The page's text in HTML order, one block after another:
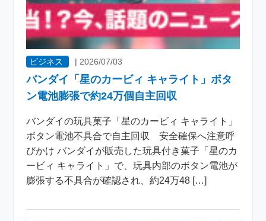
ビジネス |2026/07/03
バンダイ「星のカービィ キャライト」ボタ
ン電池膨張で約24万個自主回収
バンダイの玩具菓子「星のカービィ キャライト」
ボタン電池不具合で自主回収 安全確保へ注意呼
びかけ バンダイが販売した玩具付き菓子「星のカ
ービィ キャライト」で、玩具内部のボタン電池が
膨張する不具合が確認され、約24万48 […]